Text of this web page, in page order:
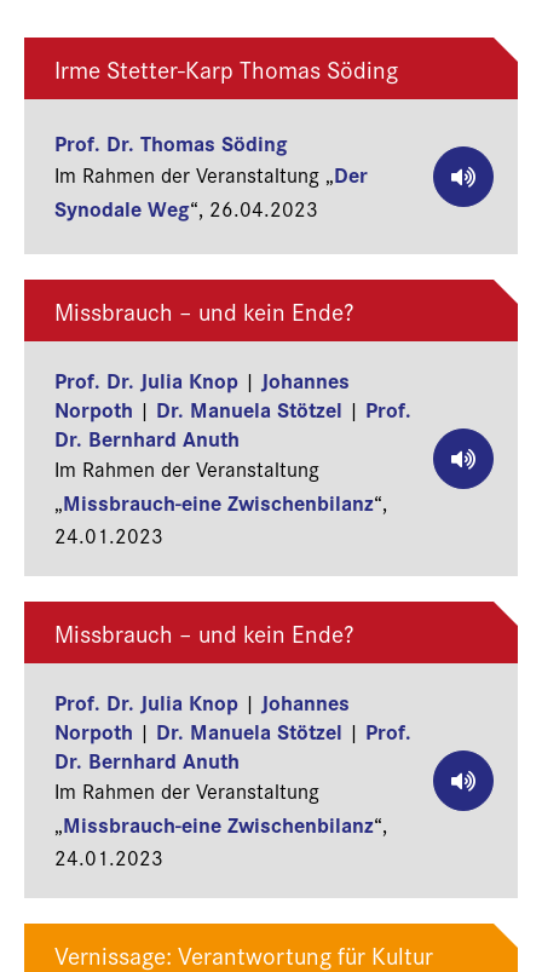
Irme Stetter-Karp Thomas Söding
Prof. Dr. Thomas Söding
Im Rahmen der Veranstaltung „Der
Synodale Weg“, 26.04.2023
Missbrauch – und kein Ende?
Prof. Dr. Julia Knop | Johannes
Norpoth | Dr. Manuela Stötzel | Prof.
Dr. Bernhard Anuth
Im Rahmen der Veranstaltung
„Missbrauch-eine Zwischenbilanz“,
24.01.2023
Missbrauch – und kein Ende?
Prof. Dr. Julia Knop | Johannes
Norpoth | Dr. Manuela Stötzel | Prof.
Dr. Bernhard Anuth
Im Rahmen der Veranstaltung
„Missbrauch-eine Zwischenbilanz“,
24.01.2023
Vernissage: Verantwortung für Kultur